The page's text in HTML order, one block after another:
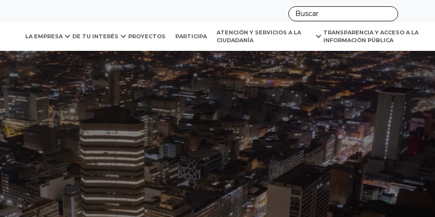
LA EMPRESA DE TU INTERÉS PROYECTOS PARTICIPA
ATENCIÓN Y SERVICIOS A LA
CIUDADANÍA
TRANSPARENCIA Y ACCESO A LA
INFORMACIÓN PÚBLICA